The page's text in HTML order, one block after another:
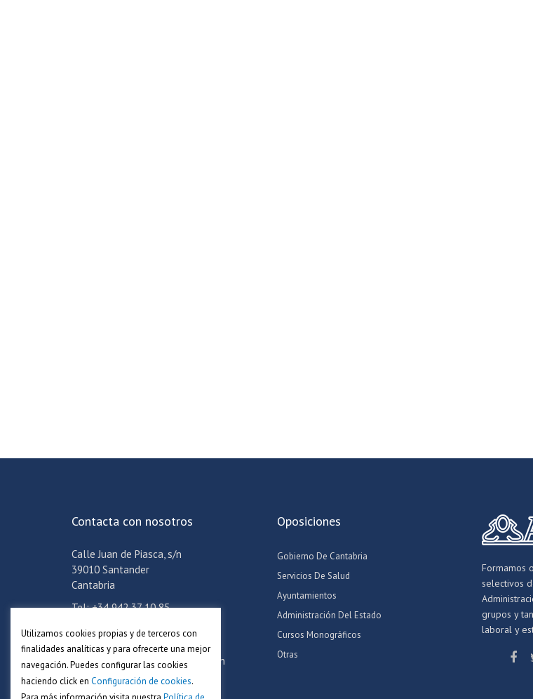
Contacta con nosotros
Calle Juan de Piasca, s/n
39010 Santander
Cantabria
Tel: +34 942 37 10 85
Email:info@academiaadoc.es
Horario oficina: Lun-Jue de 16-19h
Oposiciones
Gobierno De Cantabria
Servicios De Salud
Ayuntamientos
Administración Del Estado
Cursos Monográficos
Otras
Formamos
selectivos
grupos y
laboral y
Utilizamos cookies propias y de terceros con
finalidades analíticas y para ofrecerte una mejor
navegación. Puedes configurar las cookies
haciendo click en Configuración de cookies.